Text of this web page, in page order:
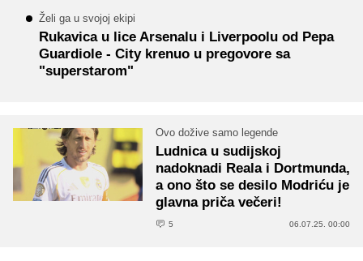
Želi ga u svojoj ekipi
Rukavica u lice Arsenalu i Liverpoolu od Pepa
Guardiole - City krenuo u pregovore sa
"superstarom"
Ovo dožive samo legende
Ludnica u sudijskoj
nadoknadi Reala i Dortmunda,
a ono što se desilo Modriću je
glavna priča večeri!
5 06.07.25. 00:00